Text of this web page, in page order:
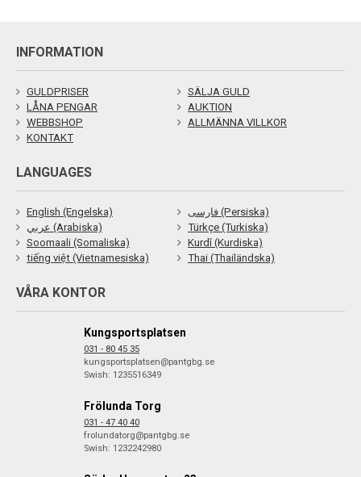
INFORMATION
GULDPRISER
SÄLJA GULD
LÅNA PENGAR
AUKTION
WEBBSHOP
ALLMÄNNA VILLKOR
KONTAKT
LANGUAGES
English (Engelska)
فارسی (Persiska)
عربي (Arabiska)
Türkçe (Turkiska)
Soomaali (Somaliska)
Kurdî (Kurdiska)
tiếng việt (Vietnamesiska)
Thai (Thailändska)
VÅRA KONTOR
Kungsportsplatsen
031 - 80 45 35
kungsportsplatsen@pantgbg.se
Swish: 1235516349
Frölunda Torg
031 - 47 40 40
frolundatorg@pantgbg.se
Swish: 1232242980